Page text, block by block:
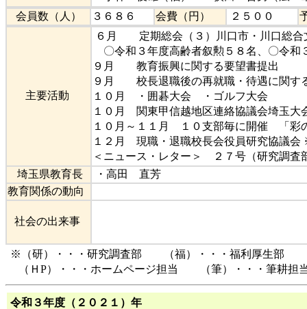
会員数（人）
３６８６ 会費（円） ２５００
主要活動
６月 定期総会（３）川口市・川口総合
〇令和３年度高齢者叙勲５８名、〇令和
９月 教育振興に関する要望書提出
９月 校長退職後の再就職・待遇に関す
１０月 ・囲碁大会 ・ゴルフ大会
１０月 関東甲信越地区連絡協議会埼玉
１０月～１１月 １０支部毎に開催 「彩
１２月 現職・退職校長会役員研究協議会
＜ニュース・レター＞ ２７号（研究調査
埼玉県教育長
・高田 直芳
教育関係の動向
社会の出来事
※（研）・・・研究調査部 （福）・・・福利厚生
（ＨP）・・・ホームページ担当 （筆）・・・筆耕担
令和３年度（２０２１）年